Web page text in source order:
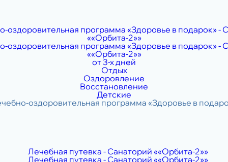
от 3-х дней
Отдых
Оздоровление
Восстановление
Детские